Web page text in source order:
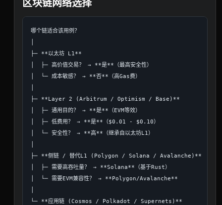
哪个链适合该用例？
├─ **以太坊 L1**
│  ├─ 高价值交易？ → **是**（最高安全性）
│  └─ 成本敏感？ → **否**（高Gas费）
├─ **Layer 2 (Arbitrum / Optimism / Base)**
│  ├─ 通用目的？ → **是**（EVM等效）
│  ├─ 低费用？ → **是**（$0.01 - $0.10）
│  └─ 安全性？ → **高**（继承自以太坊L1）
├─ **侧链 / 替代L1 (Polygon / Solana / Avalanche)**
│  ├─ 需要高吞吐量？ → **Solana**（基于Rust）
│  └─ 需要EVM兼容性？ → **Polygon/Avalanche**
└─ **应用链 (Cosmos / Polkadot / Supernets)**